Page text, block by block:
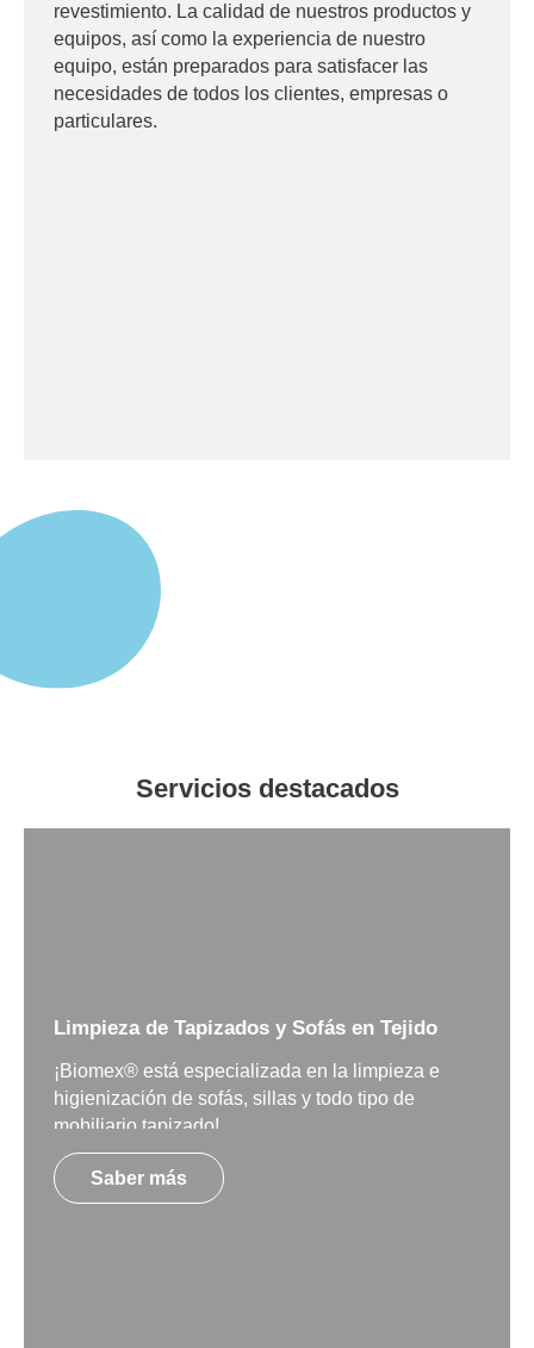
revestimiento. La calidad de nuestros productos y
equipos, así como la experiencia de nuestro
equipo, están preparados para satisfacer las
necesidades de todos los clientes, empresas o
particulares.
Servicios destacados
Limpieza de Tapizados y Sofás en Tejido
¡Biomex® está especializada en la limpieza e
higienización de sofás, sillas y todo tipo de
mobiliario tapizado!
Saber más